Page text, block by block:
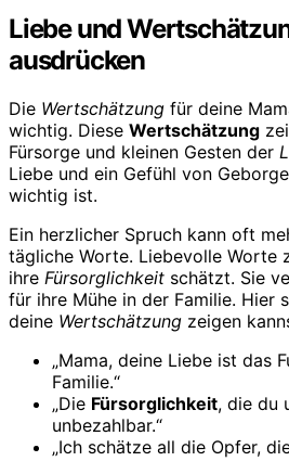
Liebe und
ausdrücken
Die Wertschätzung für deine
wichtig. Diese Wertschätzung
Fürsorge und kleinen Gesten der
Liebe und ein Gefühl von
wichtig ist.
Ein herzlicher Spruch kann oft
tägliche Worte. Liebevolle Worte
ihre Fürsorglichkeit schätzt. Sie
für ihre Mühe in der Familie. Hier
deine Wertschätzung zeigen
„Mama, deine Liebe ist das
Familie.“
„Die Fürsorglichkeit, die du
unbezahlbar.“
„Ich schätze all die Opfer,